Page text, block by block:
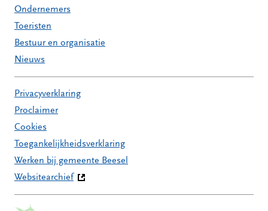
Ondernemers
Toeristen
Bestuur en organisatie
Nieuws
Privacyverklaring
Proclaimer
Cookies
Toegankelijkheidsverklaring
Werken bij gemeente Beesel
Websitearchief